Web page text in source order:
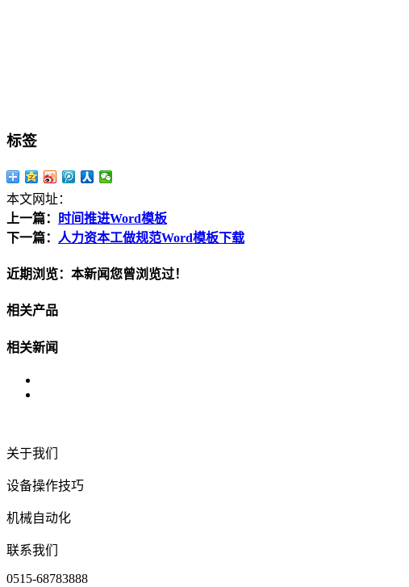
标签
本文网址：
上一篇：
时间推进Word模板
下一篇： 人力资本工做规范Word模板下载
近期浏览：本新闻您曾浏览过！
相关产品
相关新闻
关于我们
设备操作技巧
机械自动化
联系我们
0515-68783888